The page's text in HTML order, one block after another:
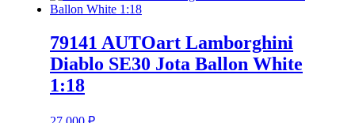
79141 AUTOart Lamborghini
Diablo SE30 Jota Ballon White
1:18